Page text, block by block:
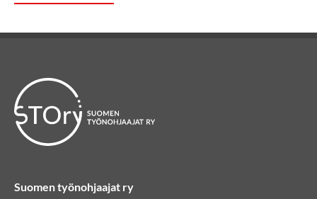
Suomen työnohjaajat ry